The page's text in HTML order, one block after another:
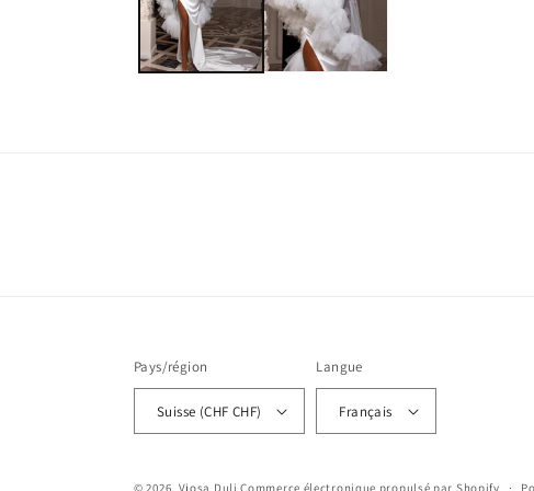
une
fenêtre
modale
Pays/région
Suisse (CHF CHF)
Langue
Français